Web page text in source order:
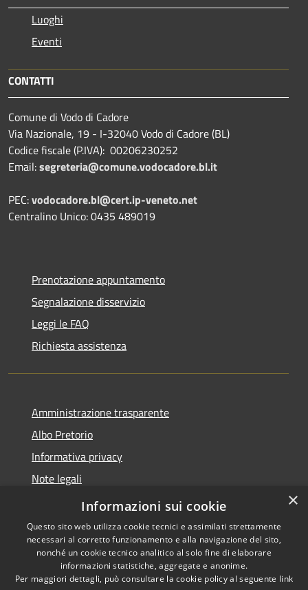
Luoghi
Eventi
CONTATTI
Comune di Vodo di Cadore
Via Nazionale, 19 - I-32040 Vodo di Cadore (BL)
Codice fiscale (P.IVA): 00206230252
Email:segreteria@comune.vodocadore.bl.it
PEC:vodocadore.bl@cert.ip-veneto.net
Centralino Unico: 0435 489019
Prenotazione appuntamento
Segnalazione disservizio
Leggi le FAQ
Richiesta assistenza
Amministrazione trasparente
Albo Pretorio
Informativa privacy
Note legali
Dichiarazione di accessibilità
Accessibilità
Copyright © 2026 • Comune di
Vodo di Cadore • Powered by
×
Informazioni sui cookie
Questo sito web utilizza cookie tecnici e assimilati strettamente
necessari al corretto funzionamento e alla navigazione del sito,
nonché un cookie tecnico analitico al solo fine di elaborare
informazioni statistiche, aggregate e anonime.
Per maggiori dettagli, può consultare la cookie policy al seguente link